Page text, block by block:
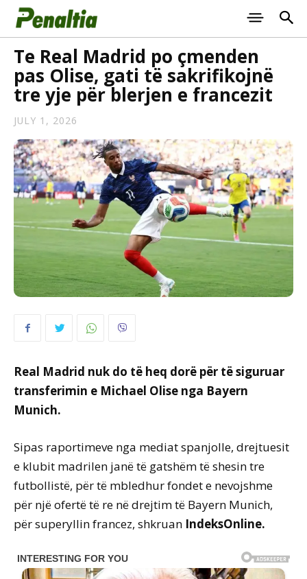
Te Real Madrid po çmenden
pas Olise, gati të sakrifikojnë
tre yje për blerjen e francezit
JULY 1, 2026
Real Madrid nuk do të heq dorë për të siguruar
transferimin e Michael Olise nga Bayern
Munich.
Sipas raportimeve nga mediat spanjolle, drejtuesit
e klubit madrilen janë të gatshëm të shesin tre
futbollistë, për të mbledhur fondet e nevojshme
për një ofertë të re në drejtim të Bayern Munich,
për superyllin francez, shkruan IndeksOnline.